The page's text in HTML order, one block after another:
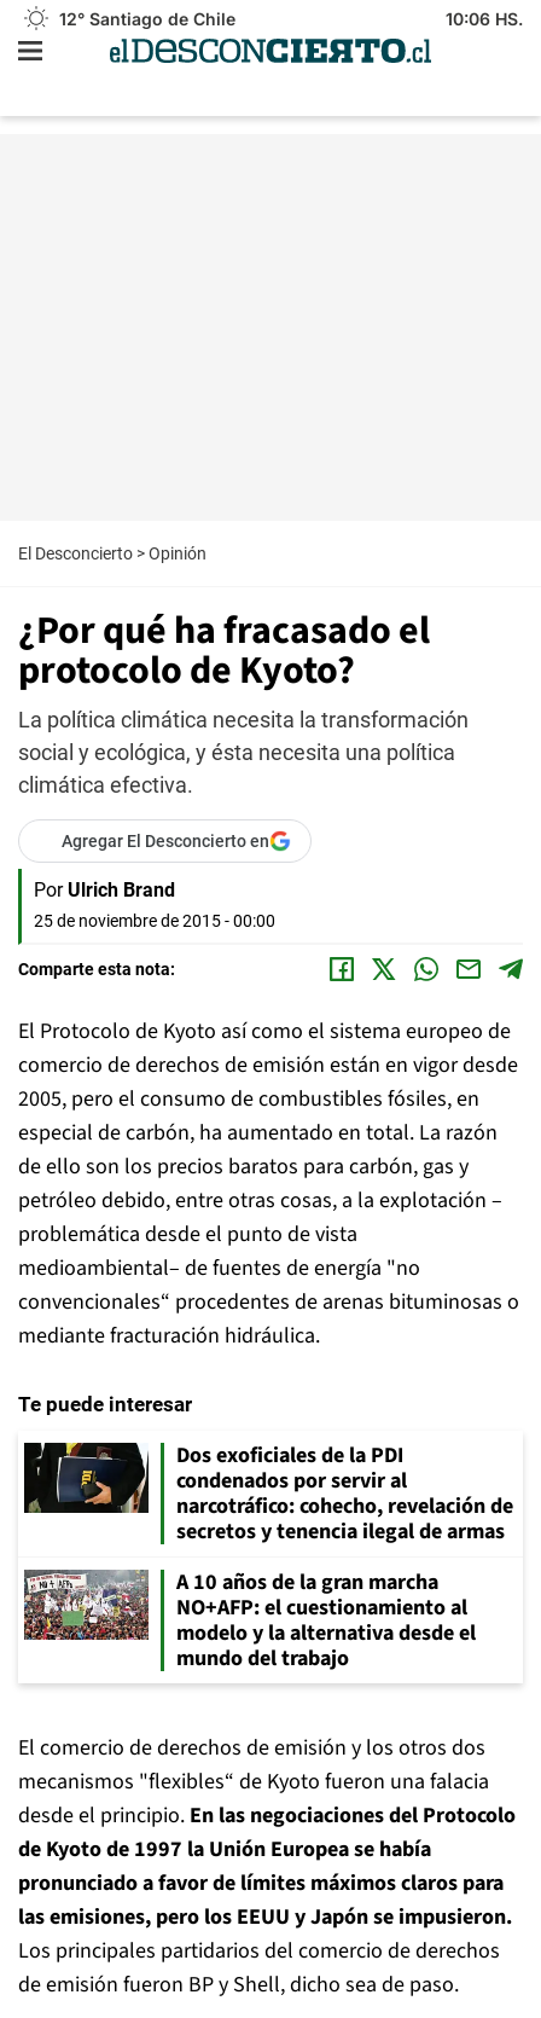
12° Santiago de Chile 10:06 HS.
El Desconcierto >Opinión
¿Por qué ha fracasado el
protocolo de Kyoto?
La política climática necesita la transformación
social y ecológica, y ésta necesita una política
climática efectiva.
Agregar El Desconcierto en
Por Ulrich Brand
25 de noviembre de 2015 - 00:00
Comparte esta nota:
El Protocolo de Kyoto así como el sistema europeo de
comercio de derechos de emisión están en vigor desde
2005, pero el consumo de combustibles fósiles, en
especial de carbón, ha aumentado en total. La razón
de ello son los precios baratos para carbón, gas y
petróleo debido, entre otras cosas, a la explotación –
problemática desde el punto de vista
medioambiental– de fuentes de energía "no
convencionales“ procedentes de arenas bituminosas o
mediante fracturación hidráulica.
Te puede interesar
Dos exoficiales de la PDI
condenados por servir al
narcotráfico: cohecho, revelación de
secretos y tenencia ilegal de armas
A 10 años de la gran marcha
NO+AFP: el cuestionamiento al
modelo y la alternativa desde el
mundo del trabajo
El comercio de derechos de emisión y los otros dos
mecanismos "flexibles“ de Kyoto fueron una falacia
desde el principio. En las negociaciones del Protocolo
de Kyoto de 1997 la Unión Europea se había
pronunciado a favor de límites máximos claros para
las emisiones, pero los EEUU y Japón se impusieron.
Los principales partidarios del comercio de derechos
de emisión fueron BP y Shell, dicho sea de paso.